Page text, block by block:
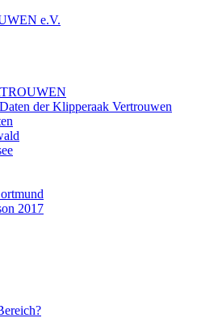
e.V.
der Klipperaak Vertrouwen
2017